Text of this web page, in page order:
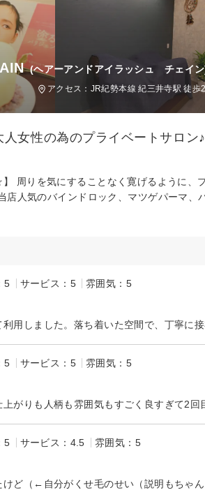
(ヘアーアンドアイラッシュ チェイ
アクセス：JR紀勢本線 紀三井寺駅 徒歩
人女性の為のプライベートサロ
周りを気にすることなく寛げるように、
店人気のバインドロック、マツゲパーマ
5 サービス：5 雰囲気：5
5 サービス：5 雰囲気：5
5 サービス：4.5 雰囲気：5